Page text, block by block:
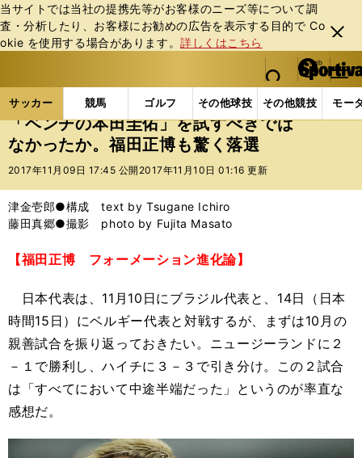
当サイトでは当社の提携先等がお客様のニーズ等について調
査・分析したり、お客様にお勧めの広告を表⽰する⽬的で Co
okie を使⽤する場合があります。詳しくはこちら
閉じ
る
web Sportiva (webスポルティーバ)
検索
マイペ
ー
ジ
メニュ
サッカー 競馬 ゴルフ その他球技 その他競技 モー
ス
ポ
ル
バ
サッカーの記事一覧 サッカー代表 日本代表 「
「ベンチの本田圭佑」を試すべきでは
なかったか。福田正博も驚く落選
2017年11月09日 17:45 公開 2017年11月10日 01:16 更新
津金壱郎●構成 text by Tsugane Ichiro
藤田真郷●撮影 photo by Fujita Masato
【福田正博 フォーメーション進化論】
日本代表は、11月10日にブラジル代表と、14日（日本
時間15日）にベルギー代表と対戦するが、まずは10月の
親善試合を振り返っておきたい。ニュージーランドに２
－１で勝利し、ハイチに３－３で引き分け。この２試合
は「すべてにおいて中途半端だった」というのが率直な
感想だ。